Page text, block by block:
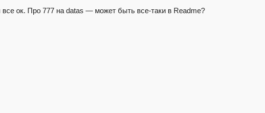
все ок. Про 777 на datas — может быть все-таки в Readme?